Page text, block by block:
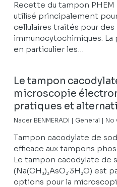
Recette du tampon
utilisé principalement
cellulaires traités pour des
immunocytochimiques.
en particulier les…
Le tampon
microscopie
pratiques et
Nacer BENMERADI | General | No
Tampon cacodylate de
efficace aux tampons
Le tampon cacodylate de
(Na(CH₃)₂AsO₂·3H₂O) est
options pour la